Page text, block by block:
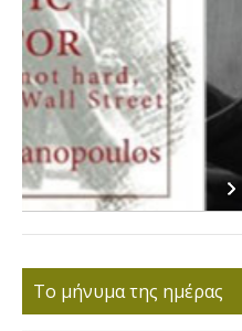
Το μήνυμα της ημέρας